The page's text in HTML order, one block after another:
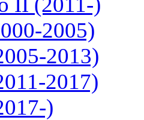
2005)
2013)
2017)
)